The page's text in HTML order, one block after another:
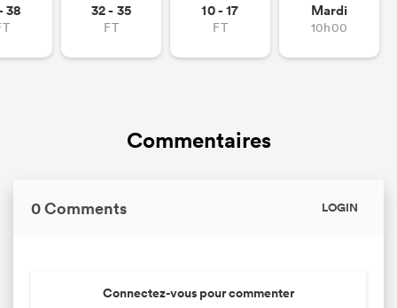
38 32 - 35
FT
10 - 17
FT
Mardi
10h00
Commentaires
0 Comments LOGIN
Connectez-vous pour commenter